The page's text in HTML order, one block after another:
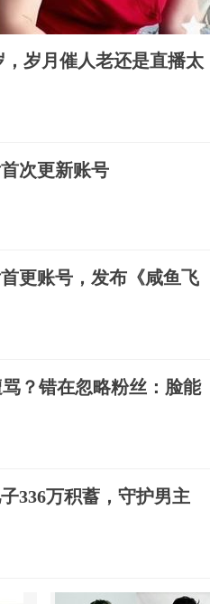
岁月催人老还是直播太
次更新账号
更账号，发布《咸鱼飞
？错在忽略粉丝：脸能
336万积蓄，守护男主